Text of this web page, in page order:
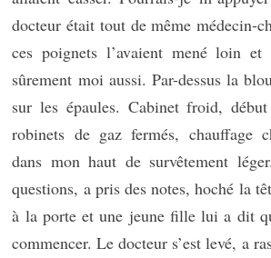
docteur était tout de même médecin-
ces poignets l’avaient mené loin
sûrement moi aussi. Par-dessus la
sur les épaules. Cabinet froid,
robinets de gaz fermés, chauffage
dans mon haut de survêtement
questions, a pris des notes, hoché la
à la porte et une jeune fille lui a dit
commencer. Le docteur s’est levé, a